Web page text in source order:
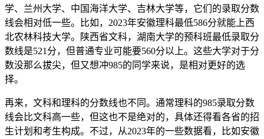
学、兰州大学、中国海洋大学、吉林大学等，它们的录取分数
线会相对低一些。比如，2023年安徽理科最低586分就能上西
北农林科技大学。陕西省文科，湖南大学的预科班最低录取分
数线是521分，但普通专业可能要560分以上。这些大学对于分
数没那么拔尖，但又想冲985的同学来说，是相对更好的选
择。
再来，文科和理科的分数线也不同。通常理科的985录取分数
线会比文科高一些，但这也不是绝对的，具体还得看各省的招
生计划和考生构成。不过，从2023年的一些数据看，比如安徽